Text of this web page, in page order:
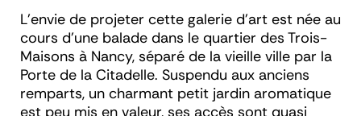
L’envie de projeter cette galerie d’art est née au
cours d’une balade dans le quartier des Trois-
Maisons à Nancy, séparé de la vieille ville par la
Porte de la Citadelle. Suspendu aux anciens
remparts, un charmant petit jardin aromatique